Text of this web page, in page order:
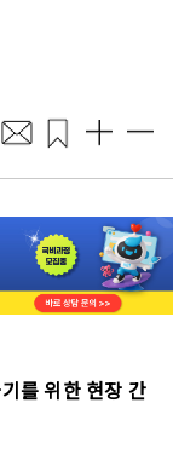
를 위한 현장 간